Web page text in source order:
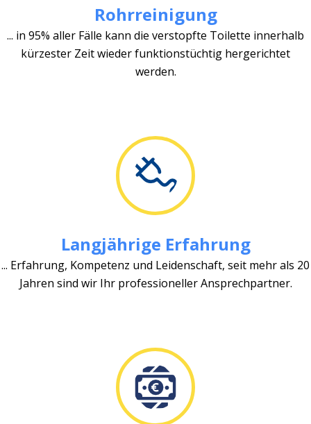
Rohrreinigung
... in 95% aller Fälle kann die verstopfte Toilette innerhalb
kürzester Zeit wieder funktionstüchtig hergerichtet
werden.
Langjährige Erfahrung
... Erfahrung, Kompetenz und Leidenschaft, seit mehr als 20
Jahren sind wir Ihr professioneller Ansprechpartner.